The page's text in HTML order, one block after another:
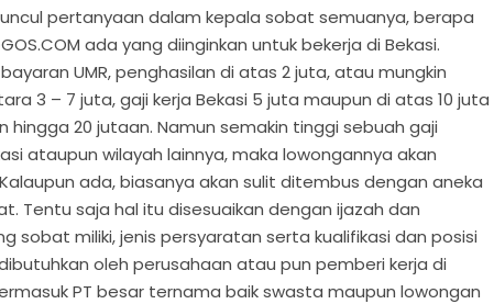
pertanyaan dalam kepala sobat semuanya, berapa
ada yang diinginkan untuk bekerja di Bekasi.
UMR, penghasilan di atas 2 juta, atau mungkin
3 – 7 juta, gaji kerja Bekasi 5 juta maupun di atas 10 juta
hingga 20 jutaan. Namun semakin tinggi sebuah gaji
ataupun wilayah lainnya, maka lowongannya akan
ada, biasanya akan sulit ditembus dengan aneka
Tentu saja hal itu disesuaikan dengan ijazah dan
sobat miliki, jenis persyaratan serta kualifikasi dan posisi
oleh perusahaan atau pun pemberi kerja di
PT besar ternama baik swasta maupun lowongan